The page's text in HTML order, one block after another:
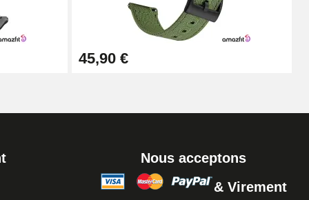
Ajouter au panier
Ajouter au panier
45,90 €
Nous acceptons
& Virement